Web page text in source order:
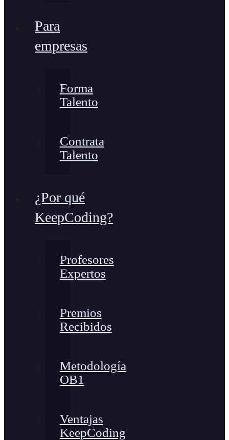
Para
empresas
Forma
Talento
Contrata
Talento
¿Por qué
KeepCoding?
Profesores
Expertos
Premios
Recibidos
Metodología
OB1
Ventajas
KeepCoding